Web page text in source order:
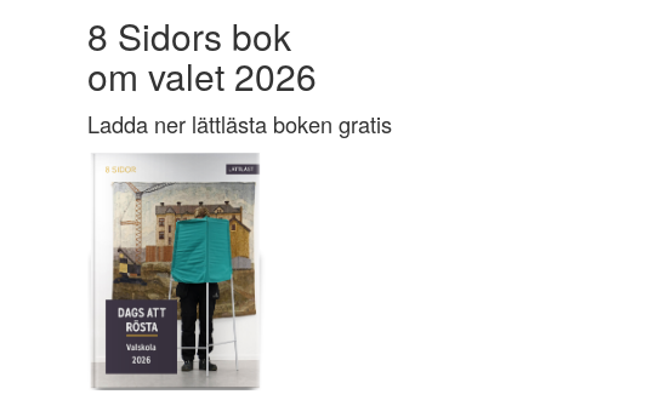
8 Sidors bok
om valet 2026
Ladda ner lättlästa boken gratis